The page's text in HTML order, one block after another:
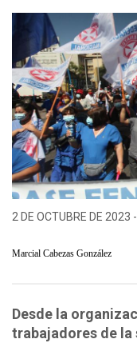
2 DE OCTUBRE DE 2023
Marcial Cabezas González
Desde la
trabajadores de la